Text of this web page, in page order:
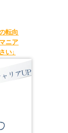
転向
ニア
い↓